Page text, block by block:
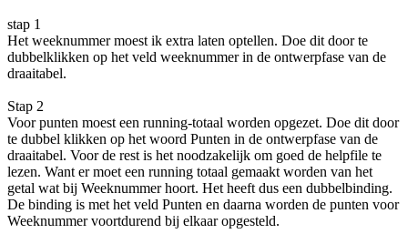
stap 1
Het weeknummer moest ik extra laten optellen. Doe dit door te
dubbelklikken op het veld weeknummer in de ontwerpfase van de
draaitabel.
Stap 2
Voor punten moest een running-totaal worden opgezet. Doe dit door
te dubbel klikken op het woord Punten in de ontwerpfase van de
draaitabel. Voor de rest is het noodzakelijk om goed de helpfile te
lezen. Want er moet een running totaal gemaakt worden van het
getal wat bij Weeknummer hoort. Het heeft dus een dubbelbinding.
De binding is met het veld Punten en daarna worden de punten voor
Weeknummer voortdurend bij elkaar opgesteld.